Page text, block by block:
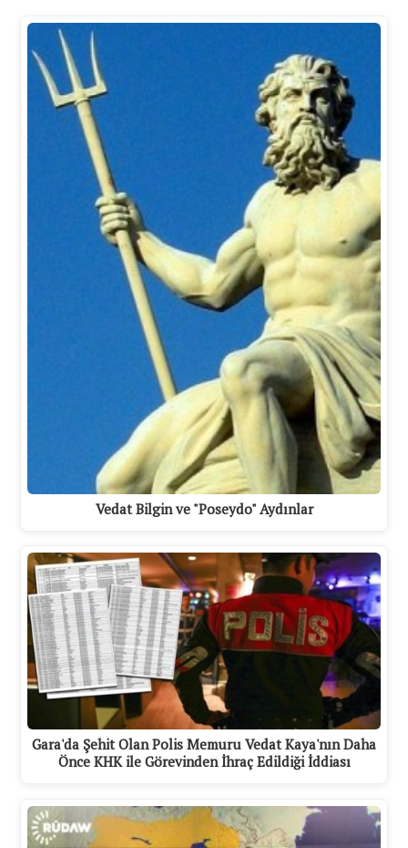
Vedat Bilgin ve "Poseydo" Aydınlar
Gara'da Şehit Olan Polis Memuru Vedat Kaya'nın Daha
Önce KHK ile Görevinden İhraç Edildiği İddiası